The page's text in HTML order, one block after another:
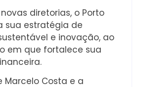
diretorias, o Porto
sua estratégia de
e inovação, ao
em que fortalece sua
Marcelo Costa e a